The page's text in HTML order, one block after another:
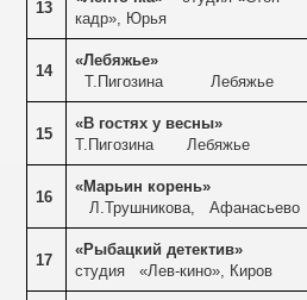
13
кадр», Юрья
14
«Лебяжье»
Т.Пигозина
Лебяжье
15
«В гостях у весны»
Т.Пигозина
Лебяжье
16
«Марьин корень»
Л.Трушникова,
Афанасьево
17
«Рыбацкий детектив»
студия
«Лев-кино», Киров